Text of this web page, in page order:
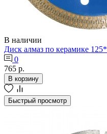
В наличии
Диск алмаз по керамике
0
765 р.
В корзину
Быстрый просмотр